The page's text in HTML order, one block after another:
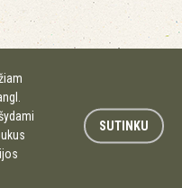
saugomos.
SUTINKU